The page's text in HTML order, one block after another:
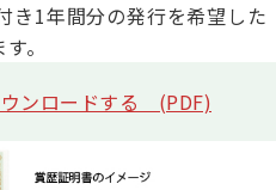
トについて
き1年間分の発行を希望した
。
ンロードする (PDF)